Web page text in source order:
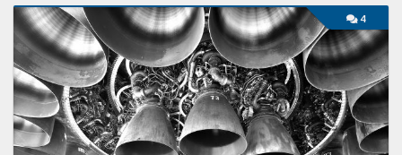
Najbliższe
plany
SpaceX
–
grudzień
2021
4